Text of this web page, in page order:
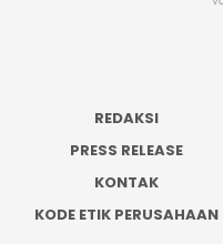
REDAKSI
PRESS RELEASE
KONTAK
KODE ETIK PERUSAHAAN